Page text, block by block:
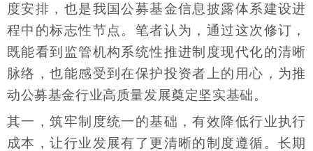
度安排，也是我国公募基金信息披露体系建设进
程中的标志性节点。笔者认为，通过这次修订，
既能看到监管机构系统性推进制度现代化的清晰
脉络，也能感受到在保护投资者上的用心，为推
动公募基金行业高质量发展奠定坚实基础。
其一，筑牢制度统一的基础，有效降低行业执行
成本，让行业发展有了更清晰的制度遵循。长期